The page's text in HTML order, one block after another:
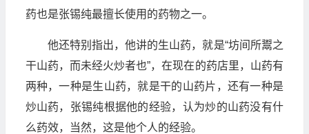
药也是张锡纯最擅长使用的药物之一。
他还特别指出，他讲的生山药，就是“坊间所鬻之
干山药，而未经火炒者也”，在现在的药店里，山药有
两种，一种是生山药，就是干的山药片，还有一种是
炒山药，张锡纯根据他的经验，认为炒的山药没有什
么药效，当然，这是他个人的经验。